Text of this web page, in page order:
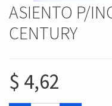
ASIENTO P/
CENTURY
$ 4,62